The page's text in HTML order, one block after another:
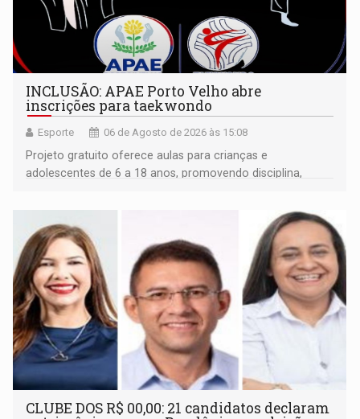
INCLUSÃO: APAE Porto Velho abre
inscrições para taekwondo
Esporte 06 de Agosto de 2026 às 15:08
Projeto gratuito oferece aulas para crianças e
adolescentes de 6 a 18 anos, promovendo disciplina,
CLUBE DOS R$ 00,00: 21 candidatos declaram